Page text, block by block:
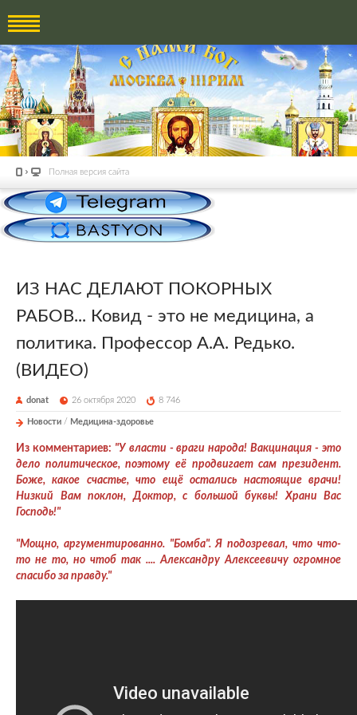
Полная версия сайта
ИЗ НАС ДЕЛАЮТ ПОКОРНЫХ
РАБОВ... Ковид - это не медицина, а
политика. Профессор А.А. Редько.
(ВИДЕО)
donat 26 октября 2020 8 746
Новости / Медицина-здоровье
Из комментариев: "У власти - враги народа! Вакцинация - это
дело политическое, поэтому её продвигает сам президент.
Боже, какое счастье, что ещё остались настоящие врачи!
Низкий Вам поклон, Доктор, с большой буквы! Храни Вас
Господь!"
"Мощно, аргументированно. "Бомба". Я подозревал, что что-
то не то, но чтоб так .... Александру Алексеевичу огромное
спасибо за правду."